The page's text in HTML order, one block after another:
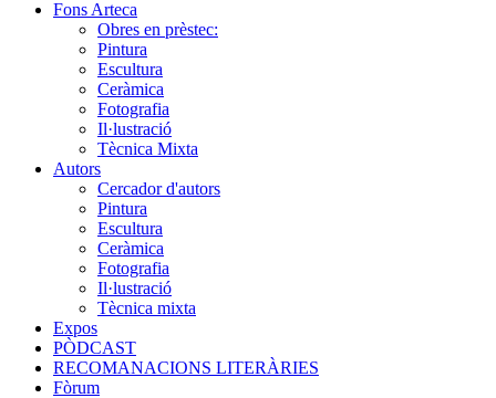
Fons Arteca
Obres en prèstec:
Pintura
Escultura
Ceràmica
Fotografia
Il·lustració
Tècnica Mixta
Autors
Cercador d'autors
Pintura
Escultura
Ceràmica
Fotografia
Il·lustració
Tècnica mixta
Expos
PÒDCAST
RECOMANACIONS LITERÀRIES
Fòrum